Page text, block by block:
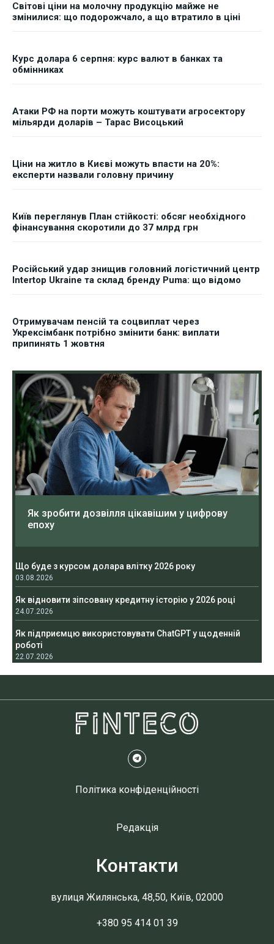
Світові ціни на молочну продукцію майже не
змінилися: що подорожчало, а що втратило в ціні
Курс долара 6 серпня: курс валют в банках та
обмінниках
Атаки РФ на порти можуть коштувати агросектору
мільярди доларів – Тарас Висоцький
Ціни на житло в Києві можуть впасти на 20%:
експерти назвали головну причину
Київ переглянув План стійкості: обсяг необхідного
фінансування скоротили до 37 млрд грн
Російський удар знищив головний логістичний центр
Intertop Ukraine та склад бренду Puma: що відомо
Отримувачам пенсій та соцвиплат через
Укрексімбанк потрібно змінити банк: виплати
припинять 1 жовтня
Як зробити дозвілля цікавішим у цифрову
епоху
Що буде з курсом долара влітку 2026 року
03.08.2026
Як відновити зіпсовану кредитну історію у 2026 році
24.07.2026
Як підприємцю використовувати ChatGPT у щоденній
роботі
22.07.2026
Політика конфіденційності
Редакція
Контакти
вулиця Жилянська, 48,50, Київ, 02000
+380 95 414 01 39